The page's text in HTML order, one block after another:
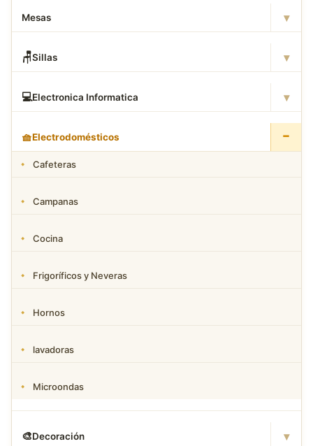
Mesas ▾
🪑Sillas ▾
💻Electronica Informatica ▾
🧺Electrodomésticos −
Cafeteras
Campanas
Cocina
Frigoríficos y Neveras
Hornos
lavadoras
Microondas
🎨Decoración ▾